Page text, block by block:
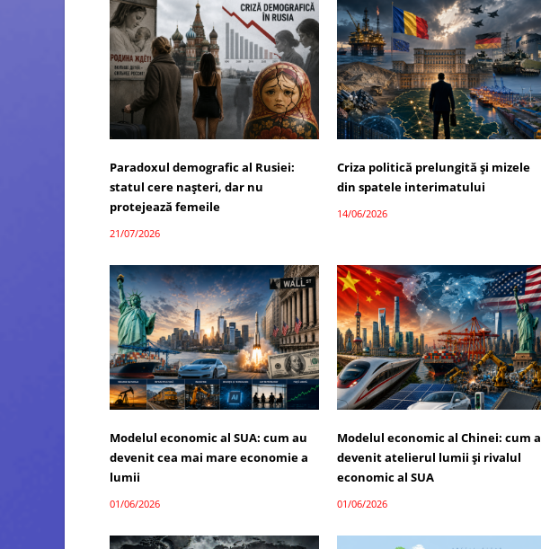
Paradoxul demografic al Rusiei:
statul cere nașteri, dar nu
protejează femeile
21/07/2026
Criza politică prelungită și mizele
din spatele interimatului
14/06/2026
Modelul economic al SUA: cum au
devenit cea mai mare economie a
lumii
01/06/2026
Modelul economic al Chinei: cum a
devenit atelierul lumii și rivalul
economic al SUA
01/06/2026